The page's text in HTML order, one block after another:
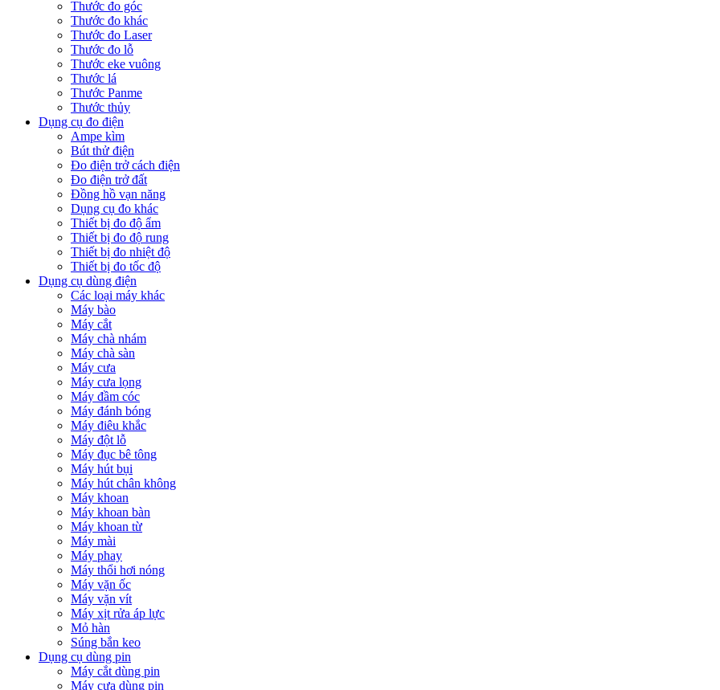
Thước đo góc
Thước đo khác
Thước đo Laser
Thước đo lỗ
Thước eke vuông
Thước lá
Thước Panme
Thước thủy
Dụng cụ đo điện
Ampe kìm
Bút thử điện
Đo điện trở cách điện
Đo điện trở đất
Đồng hồ vạn năng
Dụng cụ đo khác
Thiết bị đo độ ẩm
Thiết bị đo độ rung
Thiết bị đo nhiệt độ
Thiết bị đo tốc độ
Dụng cụ dùng điện
Các loại máy khác
Máy bào
Máy cắt
Máy chà nhám
Máy chà sàn
Máy cưa
Máy cưa lọng
Máy đầm cóc
Máy đánh bóng
Máy điêu khắc
Máy đột lỗ
Máy đục bê tông
Máy hút bụi
Máy hút chân không
Máy khoan
Máy khoan bàn
Máy khoan từ
Máy mài
Máy phay
Máy thổi hơi nóng
Máy vặn ốc
Máy vặn vít
Máy xịt rửa áp lực
Mỏ hàn
Súng bắn keo
Dụng cụ dùng pin
Máy cắt dùng pin
Máy cưa dùng pin